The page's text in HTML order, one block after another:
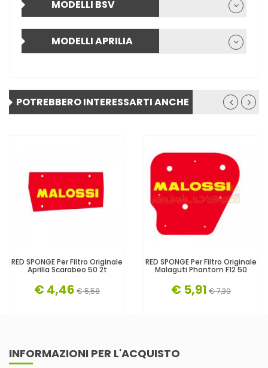
MODELLI BSV
MODELLI APRILIA
POTREBBERO INTERESSARTI ANCHE
RED SPONGE Per Filtro Originale
Aprilia Scarabeo 50 2t
€ 4,46 € 5,58
RED SPONGE Per Filtro Originale
Malaguti Phantom F12 50
€ 5,91 € 7,39
INFORMAZIONI PER L'ACQUISTO